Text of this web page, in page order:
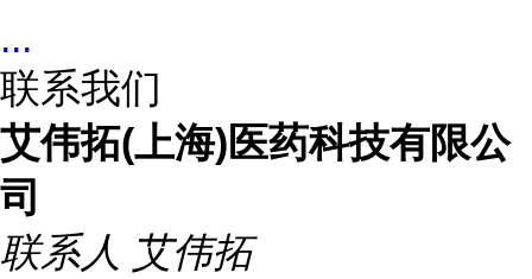
...
联系我们
艾伟拓(上海)医药科技有限公
司
联系人 艾伟拓